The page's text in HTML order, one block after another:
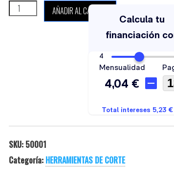
SCUBATECH EAGLE cantidad
AÑADIR AL CARRITO
SKU: 50001
Categoría: HERRAMIENTAS DE CORTE